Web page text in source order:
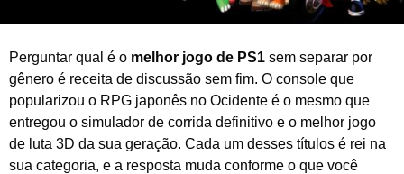
Perguntar qual é o melhor jogo de PS1 sem separar por
gênero é receita de discussão sem fim. O console que
popularizou o RPG japonês no Ocidente é o mesmo que
entregou o simulador de corrida definitivo e o melhor jogo
de luta 3D da sua geração. Cada um desses títulos é rei na
sua categoria, e a resposta muda conforme o que você